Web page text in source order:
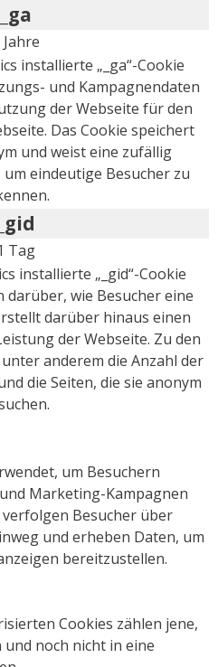
_ga
Jahre
installierte „_ga“-Cookie
und Kampagnendaten
der Webseite für den
Das Cookie speichert
und weist eine zufällig
eindeutige Besucher zu
_gid
Tag
installierte „_gid“-Cookie
wie Besucher eine
darüber hinaus einen
der Webseite. Zu den
anderem die Anzahl der
die Seiten, die sie anonym
um Besuchern
Marketing-Kampagnen
Besucher über
und erheben Daten, um
bereitzustellen.
Cookies zählen jene,
noch nicht in eine